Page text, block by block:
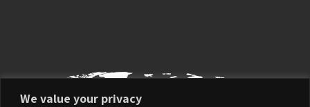
We value your privacy